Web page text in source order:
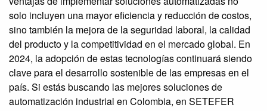
solo incluyen una mayor eficiencia y reducción de costos,
sino también la mejora de la seguridad laboral, la calidad
del producto y la competitividad en el mercado global. En
2024, la adopción de estas tecnologías continuará siendo
clave para el desarrollo sostenible de las empresas en el
país. Si estás buscando las mejores soluciones de
automatización industrial en Colombia, en SETEFER